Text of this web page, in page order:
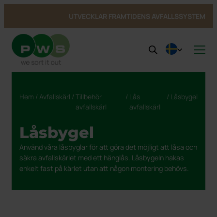
UTVECKLAR FRAMTIDENS AVFALLSSYSTEM
Se alla produkter →
Avfallskärl
Bottentömmande behållare
Kärlskåp
Papperskorgar
Farligt avfall
Inspiration
Bio Select matavfall
Duo Select
Fyrfackskärl
Bottentömmande behållare
Underjordsbehållare UWS
Kärlgarage
Publika platser
Referenser UWS
Referenser fyrfackskärl
Referenser Purecolour®
Referenser källsortering inomhus
Om PWS
PWS stöttar Team Rynkeby
Spontanansökan
Utvecklat i Norden
Certifieringar, Kvalite och ergonomi
Kärlservice
Cirkulär strategi
Service och reparation
Hållbarhet
Cirkulär ekonomi
Från avfall till resurs
Återvinning av kärl
Purecolour®
Hållbarhetsrapport
Kontakt
Min profil
Hem / Avfallskärl / Tillbehör
avfallskärl
/ Lås
avfallskärl
/ Låsbygel
Låsbygel
Använd våra låsbyglar för att göra det möjligt att låsa och
säkra avfallskärlet med ett hänglås. Låsbygeln hakas
enkelt fast på kärlet utan att någon montering behövs.